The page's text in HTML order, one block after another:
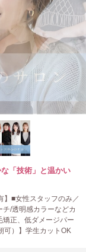
な「技術」と温かい
■女性スタッフのみ／
/透明感カラーなどカ
正、低ダメージパー
）】学生カットOK